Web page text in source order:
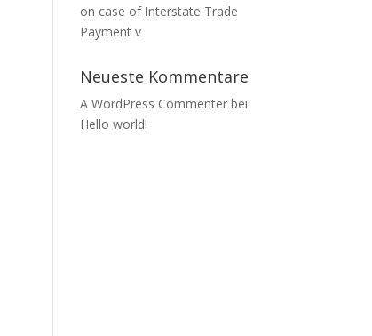
on case of Interstate Trade
Payment v
Neueste Kommentare
A WordPress Commenter bei
Hello world!